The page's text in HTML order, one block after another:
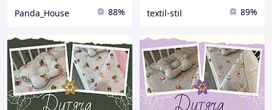
Panda_House 88% textil-stil 89%